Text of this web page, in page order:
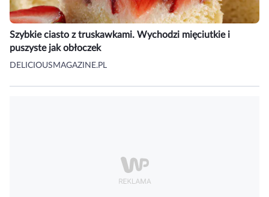
Szybkie ciasto z truskawkami. Wychodzi mięciutkie i
puszyste jak obłoczek
DELICIOUSMAGAZINE.PL